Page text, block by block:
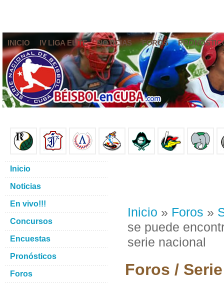
INICIO IV LIGA ELITE NOTICIAS FOROS
Inicio » Foros »
se puede
serie nacional
Foros /
Inicio
Noticias
En vivo!!!
Concursos
Encuestas
Pronósticos
Foros